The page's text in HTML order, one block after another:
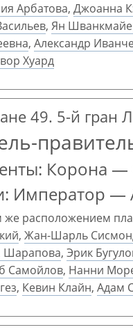
Арбатова, Джоанна
, Ян
, Александр
Хуард
49. 5-й гран
Корона —
Император —
же расположением
, Жан-Шарль
Шарапова, Эрик
Самойлов, Нанни
, Кевин Клайн, Адам